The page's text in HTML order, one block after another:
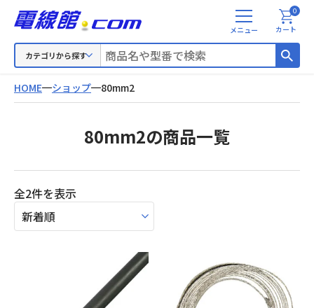
カテゴリから探す
メ
ニ
カート
0
HOME ショップ 80mm2
80mm2の商品一覧
全2件を表示新
い